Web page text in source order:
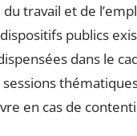
travail et de
publics
dans le
en cas de